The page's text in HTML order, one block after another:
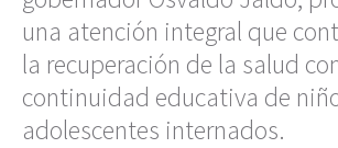
una atención integral que
la recuperación de la salud
continuidad educativa de
adolescentes internados.